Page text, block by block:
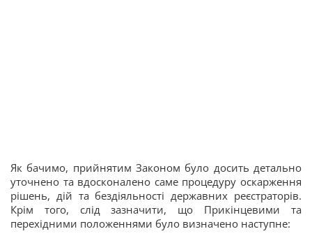
Як бачимо, прийнятим Законом було досить детально
уточнено та вдосконалено саме процедуру оскарження
рішень, дій та бездіяльності державних реєстраторів.
Крім того, слід зазначити, що Прикінцевими та
перехідними положеннями було визначено наступне: